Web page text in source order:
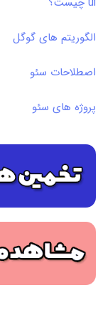
الگوریتم های گوگل
اصطلاحات سئو
پروژه های سئو